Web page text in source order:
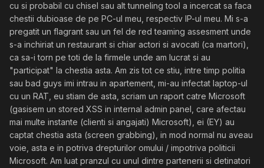
cu si probabil cu chisel sau alt tunneling tool a incercat sa faca
chestii dubioase de pe PC-ul meu, respectiv IP-ul meu. Mi s-a
pregatit un flagrant sau un fel de red teaming assesment unde
s-a inchiriat un restaurant si chiar actori si avocati (ca martori),
ca sa-i torn pe toti de la firmele unde am lucrat si au
"participat" la chestia asta. Am zis tot ce stiu, intre timp politia
sau bad guys imi intrau in apartement, mi-au infectat laptop-ul
cu un RAT, eu stiam de asta, scriam un raport catre Microsoft
(gasisem un stored XSS in internal admin panel, care afectau
mai multe instante (clienti si angajati) Microsoft), ei (EY) au
captat chestia asta (screen grabbing), in mod normal nu aveau
voie, asta e in potriva drepturilor omului / impotriva politicii
Microsoft. Am luat pranzul cu unul dintre partenerii si detinatori